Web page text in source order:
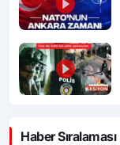
Haber Sıralaması